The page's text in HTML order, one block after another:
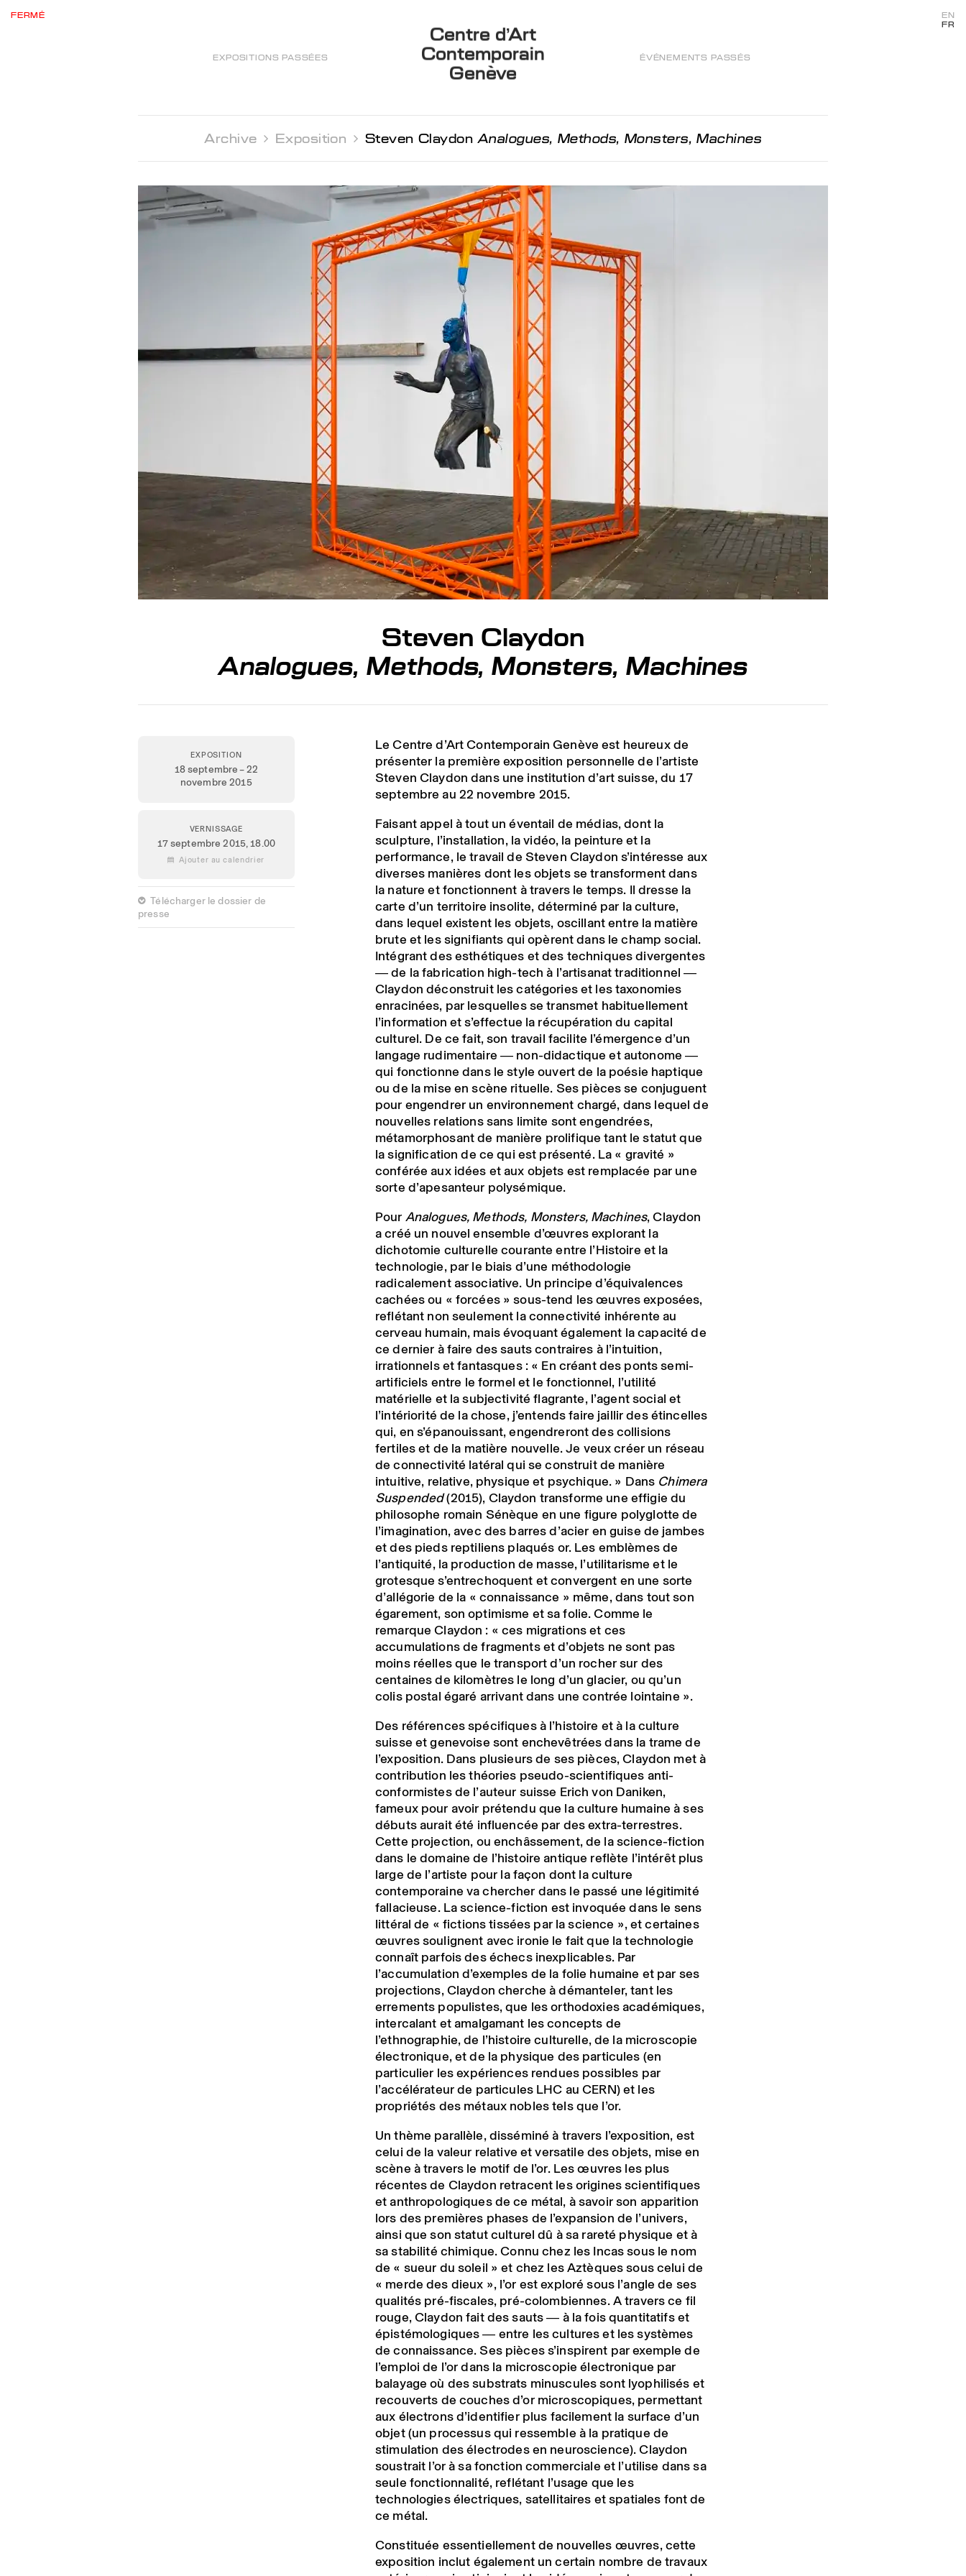
FERMÉ
EXPOSITIONS PASSÉES
Centre d’Art
Contemporain
Genève
ÉVÉNEMENTS PASSÉS
EN
FR
Archive  Exposition  Steven ClaydonAnalogues, Methods, Monsters, Machines
Steven Claydon
Analogues, Methods, Monsters, Machines
EXPOSITION
18 septembre – 22
novembre 2015
VERNISSAGE
17 septembre 2015,18.00
 Ajouter au calendrier
 Télécharger le dossier de
presse
Le Centre d’Art Contemporain Genève est heureux de
présenter la première exposition personnelle de l’artiste
Steven Claydon dans une institution d’art suisse, du 17
septembre au 22 novembre 2015.
Faisant appel à tout un éventail de médias, dont la
sculpture, l’installation, la vidéo, la peinture et la
performance, le travail de Steven Claydon s’intéresse aux
diverses manières dont les objets se transforment dans
la nature et fonctionnent à travers le temps. Il dresse la
carte d’un territoire insolite, déterminé par la culture,
dans lequel existent les objets, oscillant entre la matière
brute et les signifiants qui opèrent dans le champ social.
Intégrant des esthétiques et des techniques divergentes
― de la fabrication high-tech à l’artisanat traditionnel ―
Claydon déconstruit les catégories et les taxonomies
enracinées, par lesquelles se transmet habituellement
l’information et s’effectue la récupération du capital
culturel. De ce fait, son travail facilite l’émergence d’un
langage rudimentaire ― non-didactique et autonome ―
qui fonctionne dans le style ouvert de la poésie haptique
ou de la mise en scène rituelle. Ses pièces se conjuguent
pour engendrer un environnement chargé, dans lequel de
nouvelles relations sans limite sont engendrées,
métamorphosant de manière prolifique tant le statut que
la signification de ce qui est présenté. La « gravité »
conférée aux idées et aux objets est remplacée par une
sorte d’apesanteur polysémique.
PourAnalogues, Methods, Monsters, Machines, Claydon
a créé un nouvel ensemble d’œuvres explorant la
dichotomie culturelle courante entre l’Histoire et la
technologie, par le biais d’une méthodologie
radicalement associative. Un principe d’équivalences
cachées ou « forcées » sous-tend les œuvres exposées,
reflétant non seulement la connectivité inhérente au
cerveau humain, mais évoquant également la capacité de
ce dernier à faire des sauts contraires à l’intuition,
irrationnels et fantasques : « En créant des ponts semi-
artificiels entre le formel et le fonctionnel, l’utilité
matérielle et la subjectivité flagrante, l’agent social et
l’intériorité de la chose, j’entends faire jaillir des étincelles
qui, en s’épanouissant, engendreront des collisions
fertiles et de la matière nouvelle. Je veux créer un réseau
de connectivité latéral qui se construit de manière
intuitive, relative, physique et psychique. » Dans Chimera
Suspended(2015), Claydon transforme une effigie du
philosophe romain Sénèque en une figure polyglotte de
l’imagination, avec des barres d’acier en guise de jambes
et des pieds reptiliens plaqués or. Les emblèmes de
l’antiquité, la production de masse, l’utilitarisme et le
grotesque s’entrechoquent et convergent en une sorte
d’allégorie de la « connaissance » même, dans tout son
égarement, son optimisme et sa folie. Comme le
remarque Claydon : « ces migrations et ces
accumulations de fragments et d’objets ne sont pas
moins réelles que le transport d’un rocher sur des
centaines de kilomètres le long d’un glacier, ou qu’un
colis postal égaré arrivant dans une contrée lointaine ».
Des références spécifiques à l’histoire et à la culture
suisse et genevoise sont enchevêtrées dans la trame de
l’exposition. Dans plusieurs de ses pièces, Claydon met à
contribution les théories pseudo-scientifiques anti-
conformistes de l’auteur suisse Erich von Daniken,
fameux pour avoir prétendu que la culture humaine à ses
débuts aurait été influencée par des extra-terrestres.
Cette projection, ou enchâssement, de la science-fiction
dans le domaine de l’histoire antique reflète l’intérêt plus
large de l’artiste pour la façon dont la culture
contemporaine va chercher dans le passé une légitimité
fallacieuse. La science-fiction est invoquée dans le sens
littéral de « fictions tissées par la science », et certaines
œuvres soulignent avec ironie le fait que la technologie
connaît parfois des échecs inexplicables. Par
l’accumulation d’exemples de la folie humaine et par ses
projections, Claydon cherche à démanteler, tant les
errements populistes, que les orthodoxies académiques,
intercalant et amalgamant les concepts de
l’ethnographie, de l’histoire culturelle, de la microscopie
électronique, et de la physique des particules (en
particulier les expériences rendues possibles par
l’accélérateur de particules LHC au CERN) et les
propriétés des métaux nobles tels que l’or.
Un thème parallèle, disséminé à travers l’exposition, est
celui de la valeur relative et versatile des objets, mise en
scène à travers le motif de l’or. Les œuvres les plus
récentes de Claydon retracent les origines scientifiques
et anthropologiques de ce métal, à savoir son apparition
lors des premières phases de l’expansion de l’univers,
ainsi que son statut culturel dû à sa rareté physique et à
sa stabilité chimique. Connu chez les Incas sous le nom
de « sueur du soleil » et chez les Aztèques sous celui de
« merde des dieux », l’or est exploré sous l’angle de ses
qualités pré-fiscales, pré-colombiennes. A travers ce fil
rouge, Claydon fait des sauts ― à la fois quantitatifs et
épistémologiques ― entre les cultures et les systèmes
de connaissance. Ses pièces s’inspirent par exemple de
l’emploi de l’or dans la microscopie électronique par
balayage où des substrats minuscules sont lyophilisés et
recouverts de couches d’or microscopiques, permettant
aux électrons d’identifier plus facilement la surface d’un
objet (un processus qui ressemble à la pratique de
stimulation des électrodes en neuroscience). Claydon
soustrait l’or à sa fonction commerciale et l’utilise dans sa
seule fonctionnalité, reflétant l’usage que les
technologies électriques, satellitaires et spatiales font de
ce métal.
Constituée essentiellement de nouvelles œuvres, cette
exposition inclut également un certain nombre de travaux